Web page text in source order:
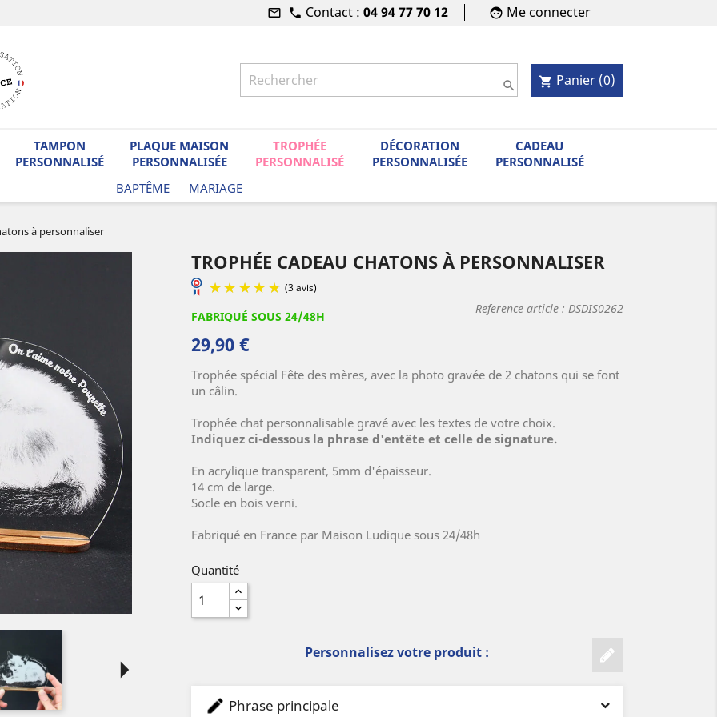
mail_outline phone Contact : 04 94 77 70 12 face Me connecter
 shopping_cart Panier (0)
TAMPON
PERSONNALISÉ
PLAQUE MAISON
PERSONNALISÉE
TROPHÉE
PERSONNALISÉ
DÉCORATION
PERSONNALISÉE
CADEAU
PERSONNALISÉ
BAPTÊME
MARIAGE
à personnaliser
arrow_right
TROPHÉE CADEAU CHATONS À PERSONNALISER
FABRIQUÉ SOUS 24/48H
Reference article : DSDIS0262
29,90 €
Trophée spécial Fête des mères, avec la photo gravée de 2 chatons qui se font
un câlin.
Trophée chat personnalisable gravé avec les textes de votre choix.
Indiquez ci-dessous la phrase d'entête et celle de signature.
En acrylique transparent, 5mm d'épaisseur.
14 cm de large.
Socle en bois verni.
Fabriqué en France par Maison Ludique sous 24/48h
Quantité
Personnalisez votre produit :
Phrase principale